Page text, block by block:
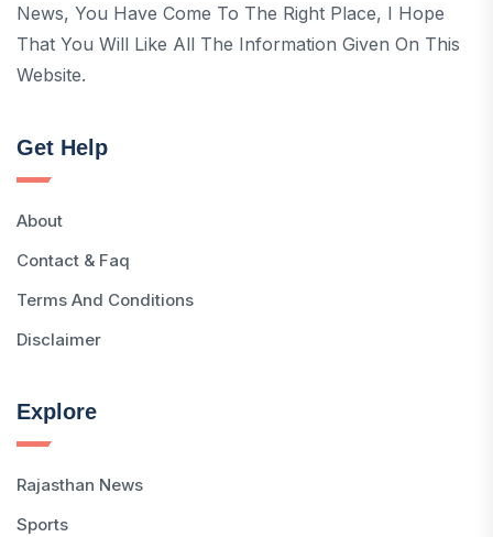
News, You Have Come To The Right Place, I Hope
That You Will Like All The Information Given On This
Website.
Get Help
About
Contact & Faq
Terms And Conditions
Disclaimer
Explore
Rajasthan News
Sports